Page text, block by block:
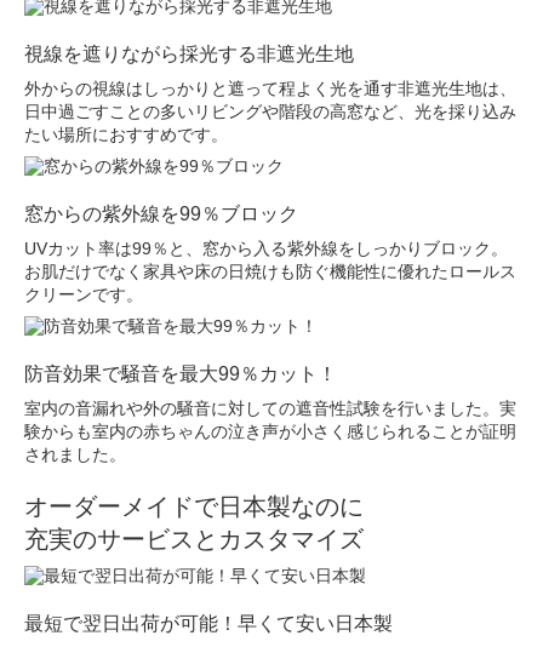
視線を遮りながら採光する非遮光生地
外からの視線はしっかりと遮って程よく光を通す非遮光生地は、
日中過ごすことの多いリビングや階段の高窓など、光を採り込み
たい場所におすすめです。
窓からの紫外線を99％ブロック
UVカット率は99％と、窓から入る紫外線をしっかりブロック。
お肌だけでなく家具や床の日焼けも防ぐ機能性に優れたロールス
クリーンです。
防音効果で騒音を最大99％カット！
室内の音漏れや外の騒音に対しての遮音性試験を行いました。実
験からも室内の赤ちゃんの泣き声が小さく感じられることが証明
されました。
オーダーメイドで日本製なのに
充実のサービスとカスタマイズ
最短で翌日出荷が可能！早くて安い日本製